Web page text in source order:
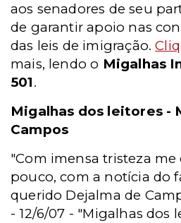
aos senadores de seu
de garantir apoio nas
das leis de imigração.
mais, lendo o Migalhas
501.
Migalhas dos leitores -
Campos
"Com imensa tristeza me
pouco, com a notícia do
querido Dejalma de
- 12/6/07 - "Migalhas dos